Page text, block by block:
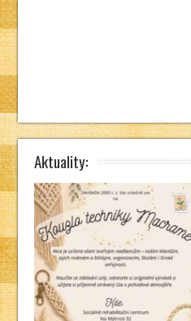
Aktuality: